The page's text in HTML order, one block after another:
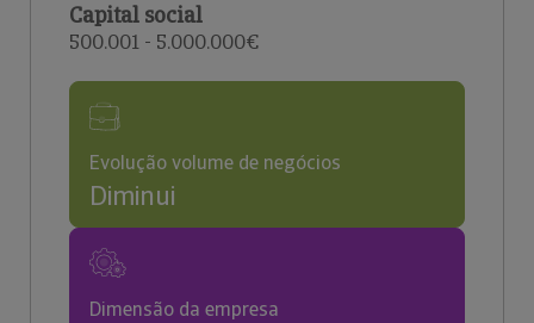
Capital social
500.001 - 5.000.000€
Evolução volume de negócios
Diminui
Dimensão da empresa